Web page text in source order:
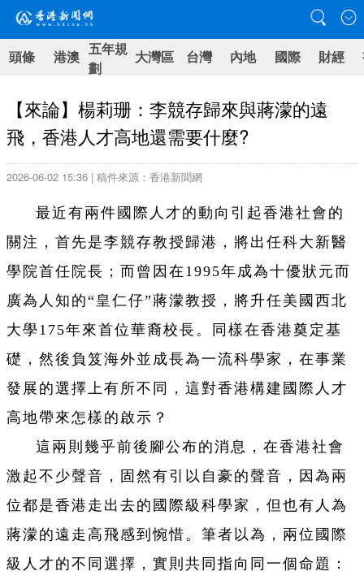
頭條 港澳 五年規
劃
大灣區 台灣 內地 國際 財經
【來論】楊莉珊：李競存歸來與蔣濛的遠
飛，香港人才高地還需要什麼?
2026-06-02 15:36 | 稿件來源：香港新聞網
最近有兩件國際人才的動向引起香港社會的
關注，首先是李競存教授歸港，將出任科大新醫
學院首任院長；而曾因在1995年成為十優狀元而
廣為人知的“皇仁仔”蔣濛教授，將升任美國西北
大學175年來首位華裔校長。同樣在香港奠定基
礎，然後負笈海外並成長為一流科學家，在事業
發展的選擇上有所不同，這對香港構建國際人才
高地帶來怎樣的啟示？
這兩則幾乎前後腳公布的消息，在香港社會
激起不少聲音，固然有引以自豪的聲音，因為兩
位都是香港走出去的國際級科學家，但也有人為
蔣濛的遠走高飛感到惋惜。筆者以為，兩位國際
級人才的不同選擇，實則共同指向同一個命題：